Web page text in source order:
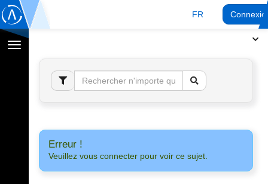
FR
Afficher
Erreur !
Veuillez vous connecter pour voir ce sujet.